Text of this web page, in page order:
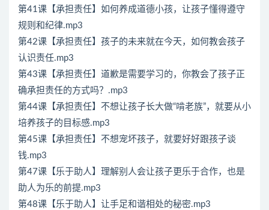
第41课【承担责任】如何养成道德小孩，让孩子懂得遵守
规则和纪律.mp3
第42课【承担责任】孩子的未来就在今天，如何教会孩子
认识责任.mp3
第43课【承担责任】道歉是需要学习的，你教会了孩子正
确承担责任的方式吗？.mp3
第44课【承担责任】不想让孩子长大做“啃老族”，就要从小
培养孩子的目标感.mp3
第45课【承担责任】不想宠坏孩子，就要好好跟孩子谈
钱.mp3
第47课【乐于助人】理解别人会让孩子更乐于合作，也是
助人为乐的前提.mp3
第48课【乐于助人】让手足和谐相处的秘密.mp3